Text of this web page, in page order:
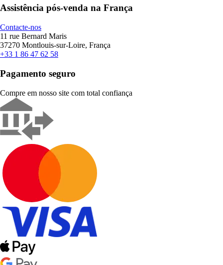
Assistência pós-venda na França
Contacte-nos
11 rue Bernard Maris
37270 Montlouis-sur-Loire, França
+33 1 86 47 62 58
Pagamento seguro
Compre em nosso site com total confiança